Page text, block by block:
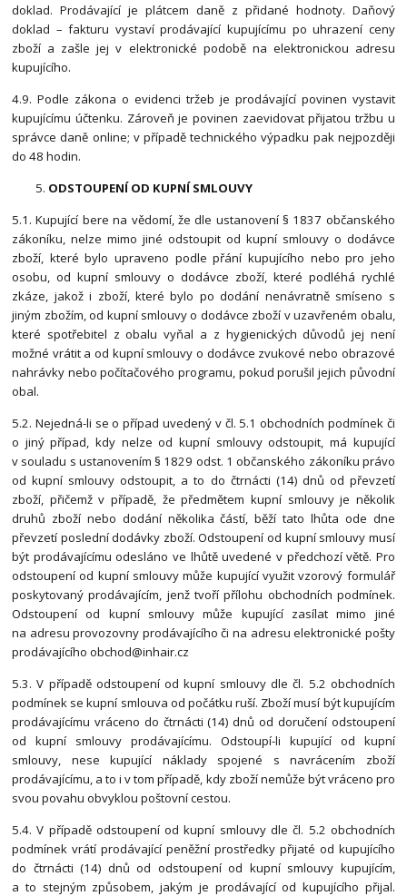
doklad. Prodávající je plátcem daně z přidané hodnoty. Daňový
doklad – fakturu vystaví prodávající kupujícímu po uhrazení ceny
zboží a zašle jej v elektronické podobě na elektronickou adresu
kupujícího.
4.9. Podle zákona o evidenci tržeb je prodávající povinen vystavit
kupujícímu účtenku. Zároveň je povinen zaevidovat přijatou tržbu u
správce daně online; v případě technického výpadku pak nejpozději
do 48 hodin.
ODSTOUPENÍ OD KUPNÍ SMLOUVY
5.1. Kupující bere na vědomí, že dle ustanovení § 1837 občanského
zákoníku, nelze mimo jiné odstoupit od kupní smlouvy o dodávce
zboží, které bylo upraveno podle přání kupujícího nebo pro jeho
osobu, od kupní smlouvy o dodávce zboží, které podléhá rychlé
zkáze, jakož i zboží, které bylo po dodání nenávratně smíseno s
jiným zbožím, od kupní smlouvy o dodávce zboží v uzavřeném obalu,
které spotřebitel z obalu vyňal a z hygienických důvodů jej není
možné vrátit a od kupní smlouvy o dodávce zvukové nebo obrazové
nahrávky nebo počítačového programu, pokud porušil jejich původní
obal.
5.2. Nejedná-li se o případ uvedený v čl. 5.1 obchodních podmínek či
o jiný případ, kdy nelze od kupní smlouvy odstoupit, má kupující
v souladu s ustanovením § 1829 odst. 1 občanského zákoníku právo
od kupní smlouvy odstoupit, a to do čtrnácti (14) dnů od převzetí
zboží, přičemž v případě, že předmětem kupní smlouvy je několik
druhů zboží nebo dodání několika částí, běží tato lhůta ode dne
převzetí poslední dodávky zboží. Odstoupení od kupní smlouvy musí
být prodávajícímu odesláno ve lhůtě uvedené v předchozí větě. Pro
odstoupení od kupní smlouvy může kupující využit vzorový formulář
poskytovaný prodávajícím, jenž tvoří přílohu obchodních podmínek.
Odstoupení od kupní smlouvy může kupující zasílat mimo jiné
na adresu provozovny prodávajícího či na adresu elektronické pošty
prodávajícího obchod@inhair.cz
5.3. V případě odstoupení od kupní smlouvy dle čl. 5.2 obchodních
podmínek se kupní smlouva od počátku ruší. Zboží musí být kupujícím
prodávajícímu vráceno do čtrnácti (14) dnů od doručení odstoupení
od kupní smlouvy prodávajícímu. Odstoupí-li kupující od kupní
smlouvy, nese kupující náklady spojené s navrácením zboží
prodávajícímu, a to i v tom případě, kdy zboží nemůže být vráceno pro
svou povahu obvyklou poštovní cestou.
5.4. V případě odstoupení od kupní smlouvy dle čl. 5.2 obchodních
podmínek vrátí prodávající peněžní prostředky přijaté od kupujícího
do čtrnácti (14) dnů od odstoupení od kupní smlouvy kupujícím,
a to stejným způsobem, jakým je prodávající od kupujícího přijal.